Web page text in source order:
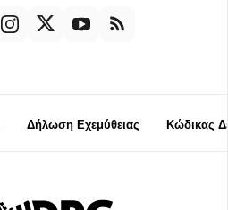
Δήλωση Εχεμύθειας Κώδικας